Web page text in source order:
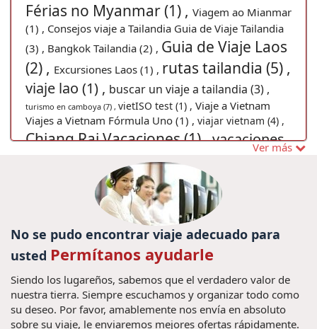
Férias no Myanmar (1) , Viagem ao Mianmar
(1) , Consejos viaje a Tailandia Guia de Viaje Tailandia
(3) , Bangkok Tailandia (2) , Guia de Viaje Laos
(2) , Excursiones Laos (1) , rutas tailandia (5) ,
viaje lao (1) , buscar un viaje a tailandia (3) ,
turismo en camboya (7) , vietISO test (1) , Viaje a Vietnam
Viajes a Vietnam Fórmula Uno (1) , viajar vietnam (4) ,
Chiang Rai Vacaciones (1) ,vacaciones
Vistar Vietnam (1) ,
Vacaciones Trang An (1) , Viajes baratos
Descobrir o Laos (1) ,Descobrir Camboja
Excusiones Laos (4) ,Capital imperial
de hue, hue, viajes hue, viajar
hue, vacaciones hue (3) ,
laos (18) ,férias Vietnã (1) , Filme King Kong vietnam
(1) ,Vangvieng Laos (2) ,Viagem para Tailândia
(1) ,Viagem em família Laos (1) ,Viajes a
Ver más
No se pudo encontrar viaje adecuado para
usted Permítanos ayudarle
Siendo los lugareños, sabemos que el verdadero valor de
nuestra tierra. Siempre escuchamos y organizar todo como
su deseo. Por favor, amablemente nos envía en absoluto
sobre su viaje, le enviaremos mejores ofertas rápidamente.